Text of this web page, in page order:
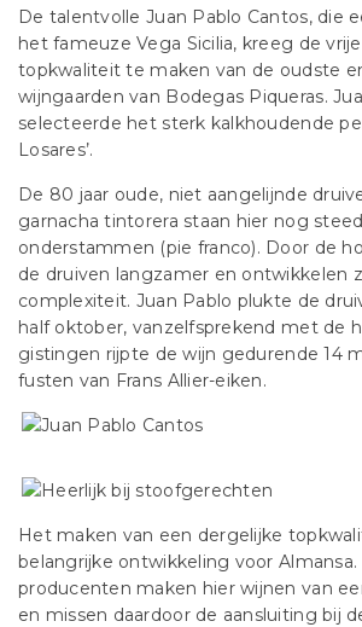
De talentvolle Juan Pablo Cantos, die
het fameuze Vega Sicilia, kreeg de
topkwaliteit te maken van de oudste
wijngaarden van Bodegas Piqueras.
selecteerde het sterk kalkhoudende
Losares’.
De 80 jaar oude, niet aangelijnde
garnacha tintorera staan hier nog
onderstammen (pie franco). Door de
de druiven langzamer en ontwikkelen
complexiteit. Juan Pablo plukte de
half oktober, vanzelfsprekend met de
gistingen rijpte de wijn gedurende 14
fusten van Frans Allier-eiken.
Het maken van een dergelijke
belangrijke ontwikkeling voor
producenten maken hier wijnen van
en missen daardoor de aansluiting bij